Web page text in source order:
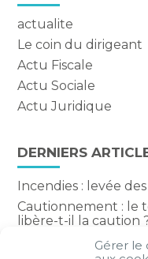
Gérer
actualite
Le coin du dirigeant
Actu Fiscale
Actu Sociale
Actu Juridique
DERNIERS
Incendies : levée
Cautionnement : le
libère-t-il la caution
Transport fluvial de
financière